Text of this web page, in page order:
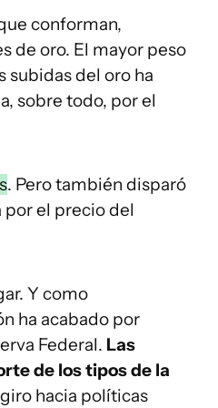
conforman,
de oro. El mayor peso
subidas del oro ha
sobre todo, por el
. Pero también disparó
por el precio del
Y como
ha acabado por
Federal. Las
de los tipos de la
hacia políticas